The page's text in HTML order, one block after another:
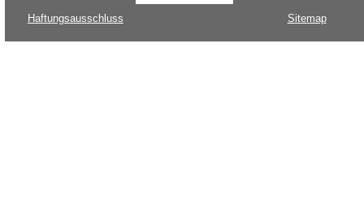
Haftungsausschluss Sitemap